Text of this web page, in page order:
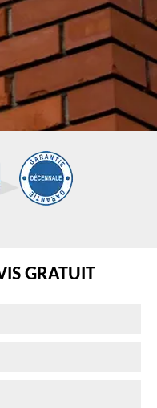
GRATUIT